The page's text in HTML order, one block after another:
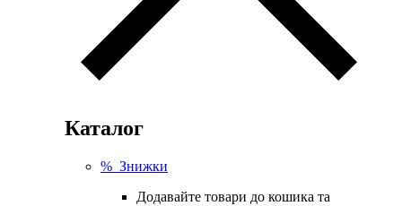
Каталог
% Знижки
Додавайте товари до кошика та